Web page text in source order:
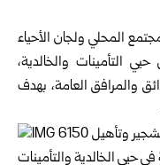
المحلي ولجان الأحياء
التأمينات والخالدية،
والمرافق العامة، بهدف